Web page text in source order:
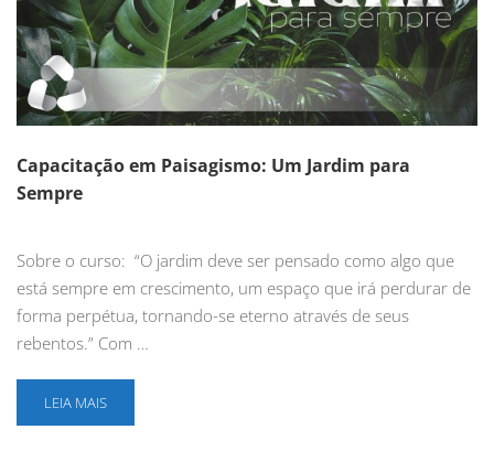
Capacitação em Paisagismo: Um Jardim para
Sempre
Sobre o curso: “O jardim deve ser pensado como algo que
está sempre em crescimento, um espaço que irá perdurar de
forma perpétua, tornando-se eterno através de seus
rebentos.” Com …
LEIA MAIS